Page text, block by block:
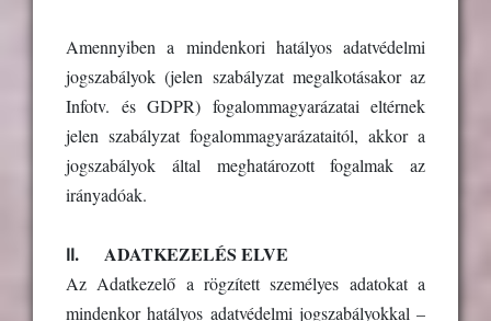
Amennyiben a mindenkori hatályos adatvédelmi
jogszabályok (jelen szabályzat megalkotásakor az
Infotv. és GDPR) fogalommagyarázatai eltérnek
jelen szabályzat fogalommagyarázataitól, akkor a
jogszabályok által meghatározott fogalmak az
irányadóak.
II. ADATKEZELÉS ELVE
Az Adatkezelő a rögzített személyes adatokat a
mindenkor hatályos adatvédelmi jogszabályokkal –